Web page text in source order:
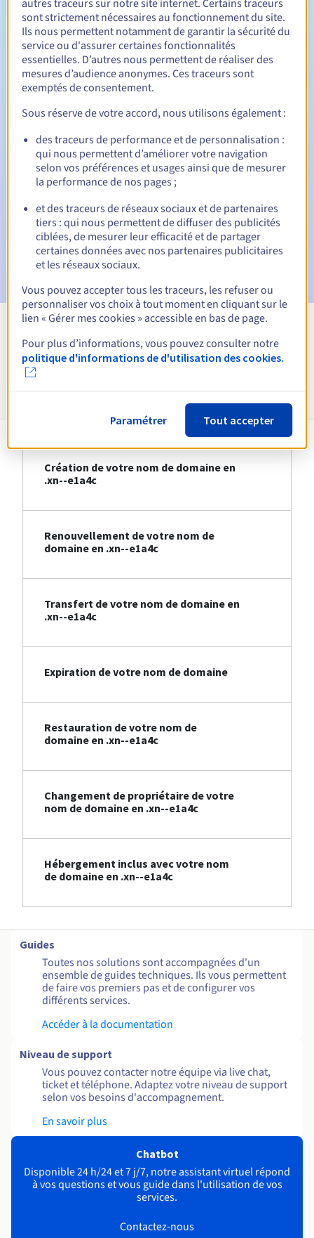
Durée de renouvellement Entre 1 et 10 ans
Période de rédemption
Notifications automatiques :
E-mails d'avertissement : 60, 30, 15, 7 et 3 jours avant la
date d'échéance
E-mail le jour de l'expirationpour notification de la
suspension du nom de domaine
E-mail après la période de grâce de rédemptionpour
notification de la suppression du nom de domaine
Voir toutes les extensions
Création de votre nom de domaine en
.xn--e1a4c
Renouvellement de votre nom de
domaine en .xn--e1a4c
Transfert de votre nom de domaine en
.xn--e1a4c
Expiration de votre nom de domaine
Restauration de votre nom de
domaine en .xn--e1a4c
Changement de propriétaire de votre
nom de domaine en .xn--e1a4c
Hébergement inclus avec votre nom
de domaine en .xn--e1a4c
Guides
Toutes nos solutions sont accompagnées d'un
ensemble de guides techniques. Ils vous permettent
de faire vos premiers pas et de configurer vos
différents services.
Accéder à la documentation
Niveau de support
Vous pouvez contacter notre équipe via live chat,
ticket et téléphone. Adaptez votre niveau de support
selon vos besoins d'accompagnement.
En savoir plus
Chatbot
Disponible 24 h/24 et 7 j/7, notre assistant virtuel répond
à vos questions et vous guide dans l'utilisation de vos
services.
Contactez-nous
autres traceurs sur notre site internet. Certains traceurs
sont strictement nécessaires au fonctionnement du site.
Ils nous permettent notamment de garantir la sécurité du
service ou d'assurer certaines fonctionnalités
essentielles. D’autres nous permettent de réaliser des
mesures d’audience anonymes. Ces traceurs sont
exemptés de consentement.
Sous réserve de votre accord, nous utilisons également :
des traceurs de performance et de personnalisation :
qui nous permettent d’améliorer votre navigation
selon vos préférences et usages ainsi que de mesurer
la performance de nos pages ;
et des traceurs de réseaux sociaux et de partenaires
tiers : qui nous permettent de diffuser des publicités
ciblées, de mesurer leur efficacité et de partager
certaines données avec nos partenaires publicitaires
et les réseaux sociaux.
Vous pouvez accepter tous les traceurs, les refuser ou
personnaliser vos choix à tout moment en cliquant sur le
lien « Gérer mes cookies » accessible en bas de page.
Pour plus d’informations, vous pouvez consulter notre
politique d'informations de d'utilisation des cookies.
Paramétrer Tout accepter